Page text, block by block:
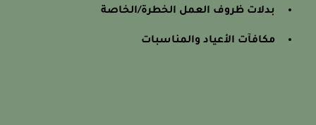
بدلات ظروف العمل الخطرة/الخاصة
مكافآت الأعياد والمناسبات